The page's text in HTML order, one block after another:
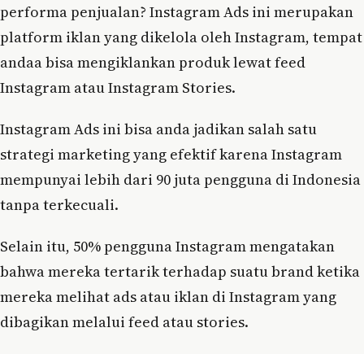
performa penjualan? Instagram Ads ini merupakan
platform iklan yang dikelola oleh Instagram, tempat
andaa bisa mengiklankan produk lewat feed
Instagram atau Instagram Stories.
Instagram Ads ini bisa anda jadikan salah satu
strategi marketing yang efektif karena Instagram
mempunyai lebih dari 90 juta pengguna di Indonesia
tanpa terkecuali.
Selain itu, 50% pengguna Instagram mengatakan
bahwa mereka tertarik terhadap suatu brand ketika
mereka melihat ads atau iklan di Instagram yang
dibagikan melalui feed atau stories.